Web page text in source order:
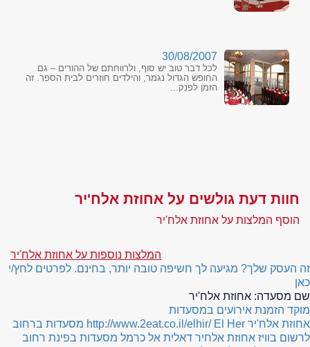
30/08/2007
לכל דבר טוב יש סוף, ולרווחתם של ההורים – גם
החופש הגדול נגמר, והילדים חוזרים לבית הספר. זה
הזמן לפנק...
חוות דעת גולשים על אחוזת אלח'יר
הוסף המלצות על אחוזת אלח'יר
המלצות נוספות על אחוזת אלח'יר
זה העסק שלך? מגיעה לך חשיפה טובה יותר, בחינם. לפרטים לחץ/י
כאן
שם מסעדה: אחוזת אלח'יר
מוקד הזמנת אירועים במסעדות
אחוזת אלח'יר
http://www.2eat.co.il/elhir/ El Her
מסעדות ברחוב
לרשום בוויז אחוזת אלחיר דאלית אל כרמל מסעדות בפינת רחוב